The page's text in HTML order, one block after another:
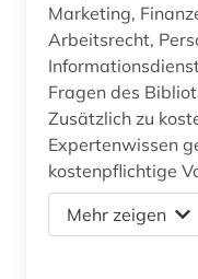
Marketing,
Arbeitsrecht,
Fragen des
Zusätzlich zu
Expertenwissen
kostenpflichtige
Mehr zeigen